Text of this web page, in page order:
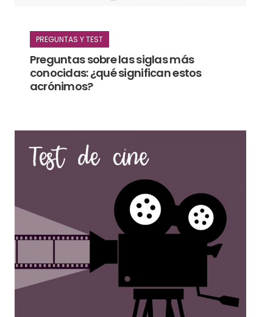
PREGUNTAS Y TEST
Preguntas sobre las siglas más
conocidas: ¿qué significan estos
acrónimos?